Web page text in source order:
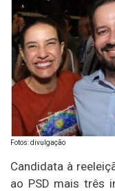
Fotos: divulgação
Candidata à
ao PSD mais três